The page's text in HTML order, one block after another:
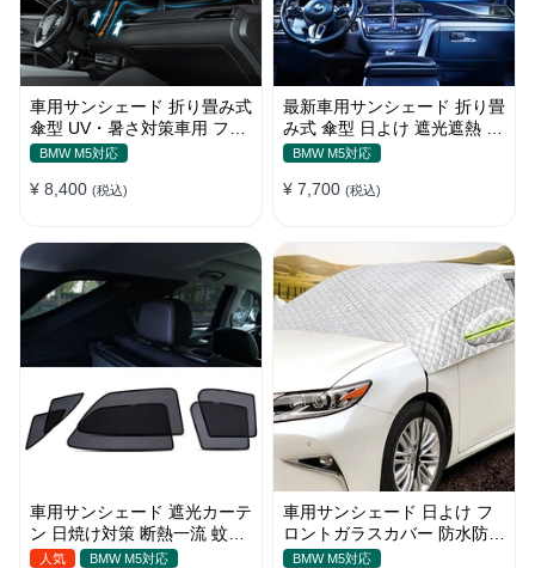
車用サンシェード 折り畳み式
傘型 UV・暑さ対策車用 フロ
ントカバー 収納簡単 おすす
BMW M5対応
¥ 8,400 (税込)
最新車用サンシェード 折り畳
み式 傘型 日よけ 遮光遮熱 放
熱効果倍増 収納ポーチ付き
BMW M5対応
¥ 7,700 (税込)
車用サンシェード 遮光カーテ
ン 日焼け対策 断熱一流 蚊よ
け 汎用 マグネット付き 取付
人気 BMW M5対応
車用サンシェード 日よけ フ
ロントガラスカバー 防水防塵
遮光断熱 折畳 収納簡単 降雨
BMW M5対応